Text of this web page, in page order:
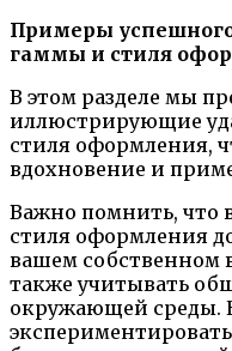
Примеры
гаммы и стиля
В этом разделе мы
иллюстрирующие
стиля оформления,
вдохновение и
Важно помнить, что
стиля оформления
вашем собственном
также учитывать
окружающей среды.